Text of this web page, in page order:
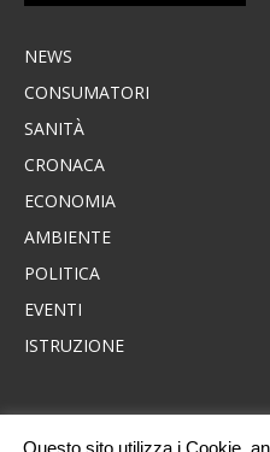
NEWS
CONSUMATORI
SANITÀ
CRONACA
ECONOMIA
AMBIENTE
POLITICA
EVENTI
ISTRUZIONE
Questo sito utilizza i Cookie,